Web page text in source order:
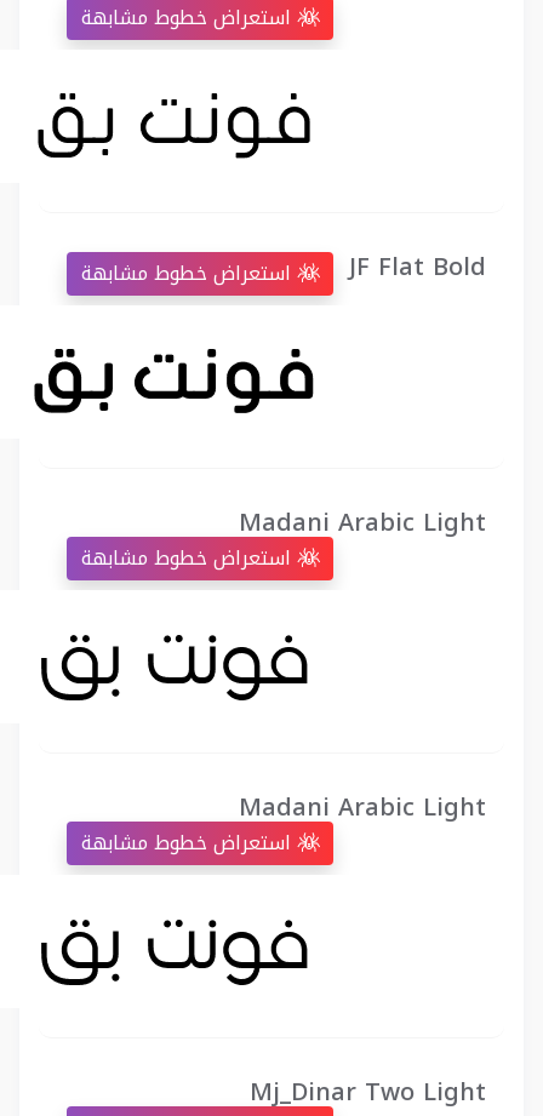
JF Flat Bold
Madani Arabic Light
Madani Arabic Light
Mj_Dinar Two Light